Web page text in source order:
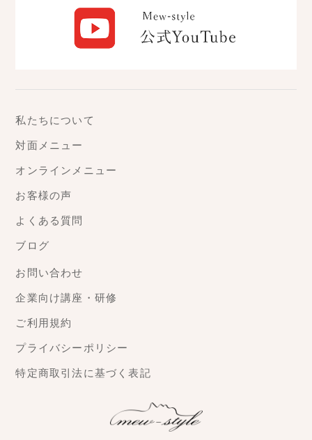
私たちについて
対面メニュー
オンラインメニュー
お客様の声
よくある質問
ブログ
お問い合わせ
企業向け講座・研修
ご利用規約
プライバシーポリシー
特定商取引法に基づく表記